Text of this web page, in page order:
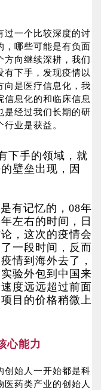
过一个比较深度的讨
，哪些可能是有负面
方向继续深耕，我们
有下手，发现疫情以
向是医疗信息化，我
信息化的和临床信息
是经过我们长期的研
业是获益。
下手的领域，就
壁垒出现，因
有记忆的，08年
左右的时间，日
，这次的疫情会
一段时间，反而
情到海外去了，
验外包到中国来
度远远超过前面
目的价格稍微上
心能力
创始人一开始都是科
药类产业的创始人